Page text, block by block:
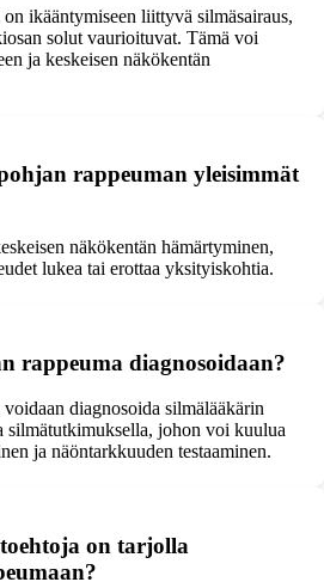
ikääntymiseen liittyvä silmäsairaus,
solut vaurioituvat. Tämä voi
ja keskeisen näkökentän
rappeuman yleisimmät
näkökentän hämärtyminen,
lukea tai erottaa yksityiskohtia.
rappeuma diagnosoidaan?
diagnosoida silmälääkärin
silmätutkimuksella, johon voi kuulua
ja näöntarkkuuden testaaminen.
on tarjolla